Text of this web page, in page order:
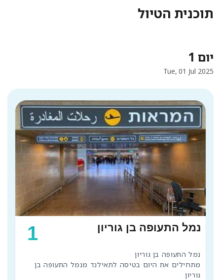
תוכנית הטיול
יום 1
Tue, 01 Jul 2025
1 נמל התעופה בן גוריון
נמל התעופה בן גוריון
מתחילים את היום בטיסה לתאילנד מנמל התעופה בן
גוריון